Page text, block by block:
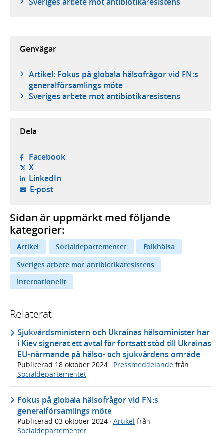
Genvägar
Artikel: Fokus på globala hälsofrågor vid FN:s
generalförsamlings möte
Sveriges arbete mot antibiotikaresistens
Dela
Facebook- öppnas i ny flik, extern webbplats,
X- öppnas i ny flik, extern webbplats,
LinkedIn- öppnas i ny flik, extern webbplats,
E-post- öppnar din e-postklient,
Sidan är uppmärkt med följande
kategorier:
Artikel Socialdepartementet
Folkhälsa
Sveriges arbete mot antibiotikaresistens
Internationellt
Relaterat
Sjukvårdsministern och Ukrainas hälsominister har
i Kiev signerat ett avtal för fortsatt stöd till Ukrainas
EU-närmande på hälso- och sjukvårdens område
Publicerad 18 oktober 2024 · Pressmeddelande från
Socialdepartementet
Fokus på globala hälsofrågor vid FN:s
generalförsamlings möte
Publicerad 03 oktober 2024 · Artikel från
Socialdepartementet